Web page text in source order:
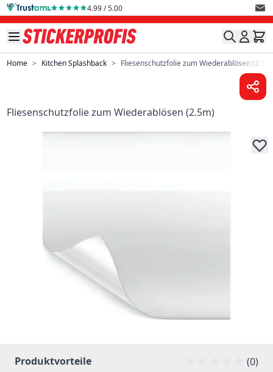
Skip to Content 4.99 / 5.00
Home > Kitchen Splashback > Fliesenschutzfolie zum Wiederablösen
Fliesenschutzfolie zum Wiederablösen (2.5m)
Produktvorteile
(0)